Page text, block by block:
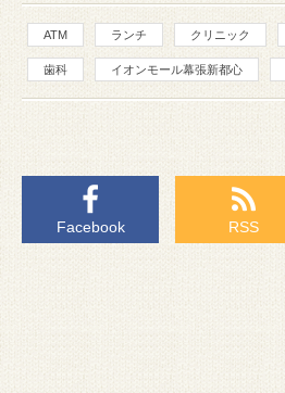
ATM ランチ クリニック
歯科 イオンモール幕張新都心
Facebook RSS